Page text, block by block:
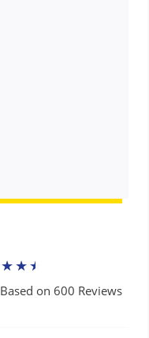
★★★
Based on 600 Reviews​